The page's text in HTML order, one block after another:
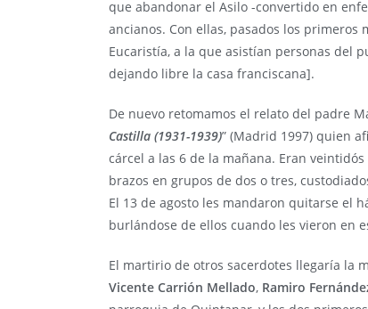
que abandonar el Asilo -convertido en
ancianos. Con ellas, pasados los primeros
Eucaristía, a la que asistían personas del
dejando libre la casa franciscana].
De nuevo retomamos el relato del padre
Castilla (1931-1939)” (Madrid 1997) quien
cárcel a las 6 de la mañana. Eran
brazos en grupos de dos o tres,
El 13 de agosto les mandaron quitarse el
burlándose de ellos cuando les vieron en
El martirio de otros sacerdotes llegaría la
Vicente Carrión Mellado, Ramiro